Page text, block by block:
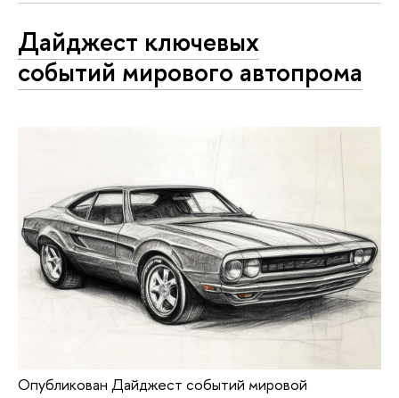
Дайджест ключевых
событий мирового автопрома
Опубликован Дайджест событий мировой